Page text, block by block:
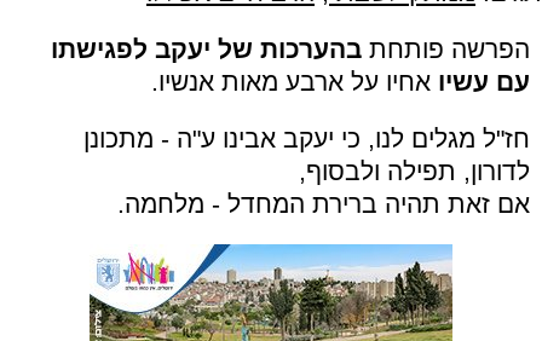
הפרשה פותחת בהערכות של יעקב לפגישתו
עם עשיו אחיו על ארבע מאות אנשיו.
חז"ל מגלים לנו, כי יעקב אבינו ע"ה - מתכונן
לדורון, תפילה ולבסוף,
אם זאת תהיה ברירת המחדל - מלחמה.